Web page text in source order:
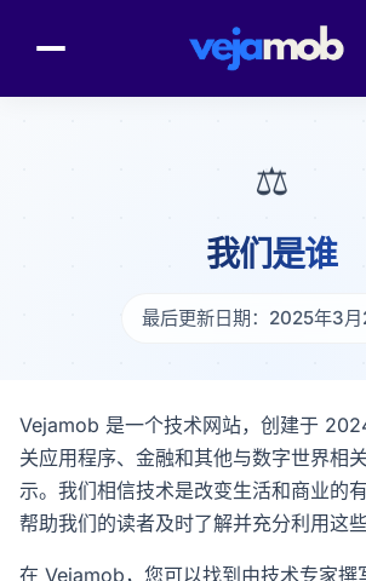
⚖️
我们是谁
最后更新日期：2025年3月
Vejamob 是一个技术网站，创建于
关应用程序、金融和其他与数字世界相
示。我们相信技术是改变生活和商业的
帮助我们的读者及时了解并充分利用这些
在 Vejamob，您可以找到由技术专家撰